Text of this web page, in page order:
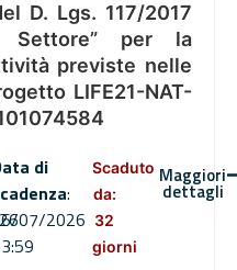
D. Lgs. 117/2017
Settore” per la
previste nelle
LIFE21-NAT-
di
:
07/2026
Scaduto
da:
32
giorni
Maggiori
dettagli